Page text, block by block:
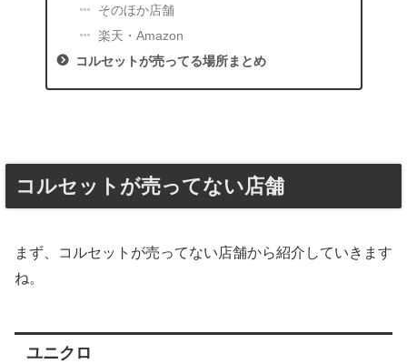
そのほか店舗
楽天・Amazon
コルセットが売ってる場所まとめ
コルセットが売ってない店舗
まず、コルセットが売ってない店舗から紹介していきます
ね。
ユニクロ